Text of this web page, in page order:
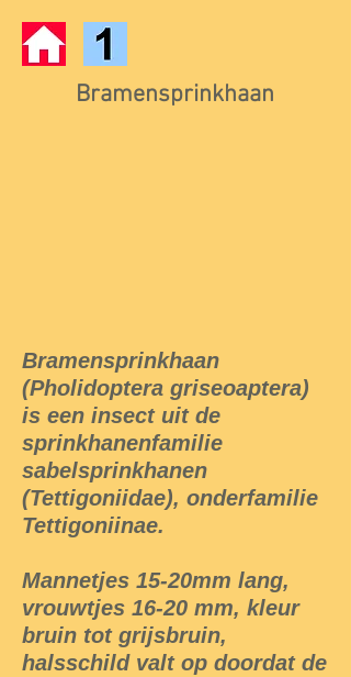
Bramensprinkhaan
Bramensprinkhaan
(Pholidoptera griseoaptera)
is een insect uit de
sprinkhanenfamilie
sabelsprinkhanen
(Tettigoniidae), onderfamilie
Tettigoniinae.
Mannetjes 15-20mm lang,
vrouwtjes 16-20 mm, kleur
bruin tot grijsbruin,
halsschild valt op doordat de